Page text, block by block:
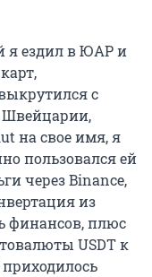
я ездил в ЮАР и
с
Швейцарии,
на свое имя, я
пользовался ей
через Binance,
из
финансов, плюс
USDT к